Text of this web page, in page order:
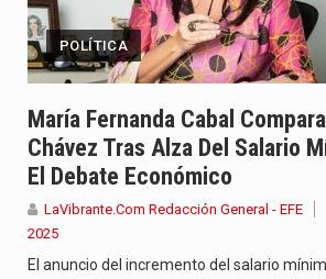
POLÍTICA
María Fernanda Cabal
Chávez Tras Alza Del Salario
El Debate Económico
LaVibrante.Com Redacción General - EFE
2025
El anuncio del incremento del salario